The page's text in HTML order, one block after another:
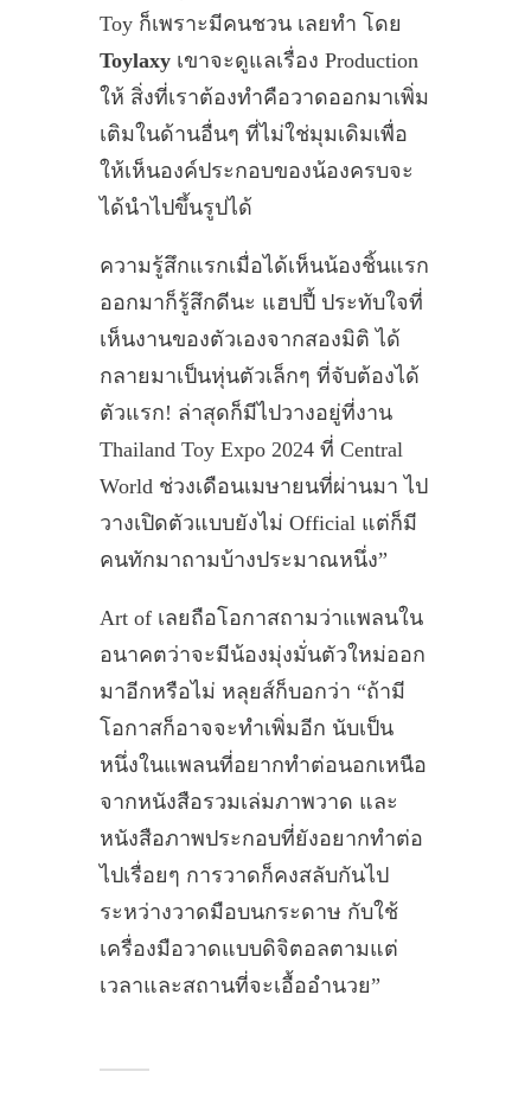
Toy ก็เพราะมีคนชวน เลยทำ โดย
Toylaxy เขาจะดูแลเรื่อง Production
ให้ สิ่งที่เราต้องทำคือวาดออกมาเพิ่ม
เติมในด้านอื่นๆ ที่ไม่ใช่มุมเดิมเพื่อ
ให้เห็นองค์ประกอบของน้องครบจะ
ได้นำไปขึ้นรูปได้
ความรู้สึกแรกเมื่อได้เห็นน้องชิ้นแรก
ออกมาก็รู้สึกดีนะ แฮปปี้ ประทับใจที่
เห็นงานของตัวเองจากสองมิติ ได้
กลายมาเป็นหุ่นตัวเล็กๆ ที่จับต้องได้
ตัวแรก! ล่าสุดก็มีไปวางอยู่ที่งาน
Thailand Toy Expo 2024 ที่ Central
World ช่วงเดือนเมษายนที่ผ่านมา ไป
วางเปิดตัวแบบยังไม่ Official แต่ก็มี
คนทักมาถามบ้างประมาณหนึ่ง”
Art of เลยถือโอกาสถามว่าแพลนใน
อนาคตว่าจะมีน้องมุ่งมั่นตัวใหม่ออก
มาอีกหรือไม่ หลุยส์ก็บอกว่า “ถ้ามี
โอกาสก็อาจจะทำเพิ่มอีก นับเป็น
หนึ่งในแพลนที่อยากทำต่อนอกเหนือ
จากหนังสือรวมเล่มภาพวาด และ
หนังสือภาพประกอบที่ยังอยากทำต่อ
ไปเรื่อยๆ การวาดก็คงสลับกันไป
ระหว่างวาดมือบนกระดาษ กับใช้
เครื่องมือวาดแบบดิจิตอลตามแต่
เวลาและสถานที่จะเอื้ออำนวย”